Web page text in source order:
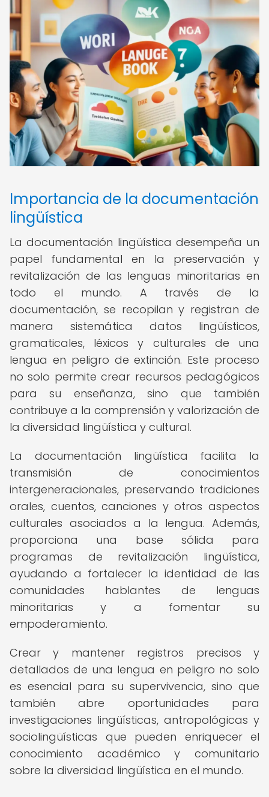
Importancia de la documentación
lingüística
La documentación lingüística desempeña un
papel fundamental en la preservación y
revitalización de las lenguas minoritarias en
todo el mundo. A través de la
documentación, se recopilan y registran de
manera sistemática datos lingüísticos,
gramaticales, léxicos y culturales de una
lengua en peligro de extinción. Este proceso
no solo permite crear recursos pedagógicos
para su enseñanza, sino que también
contribuye a la comprensión y valorización de
la diversidad lingüística y cultural.
La documentación lingüística facilita la
transmisión de conocimientos
intergeneracionales, preservando tradiciones
orales, cuentos, canciones y otros aspectos
culturales asociados a la lengua. Además,
proporciona una base sólida para
programas de revitalización lingüística,
ayudando a fortalecer la identidad de las
comunidades hablantes de lenguas
minoritarias y a fomentar su
empoderamiento.
Crear y mantener registros precisos y
detallados de una lengua en peligro no solo
es esencial para su supervivencia, sino que
también abre oportunidades para
investigaciones lingüísticas, antropológicas y
sociolingüísticas que pueden enriquecer el
conocimiento académico y comunitario
sobre la diversidad lingüística en el mundo.